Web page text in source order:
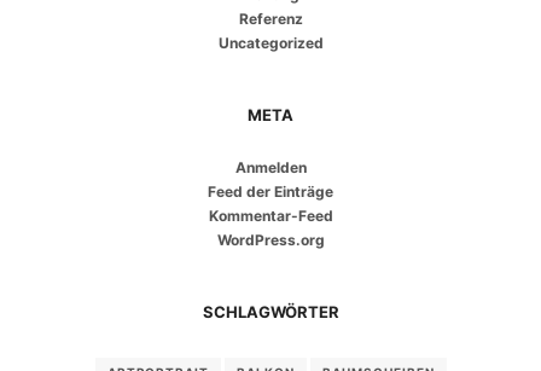
Referenz
Uncategorized
META
Anmelden
Feed der Einträge
Kommentar-Feed
WordPress.org
SCHLAGWÖRTER